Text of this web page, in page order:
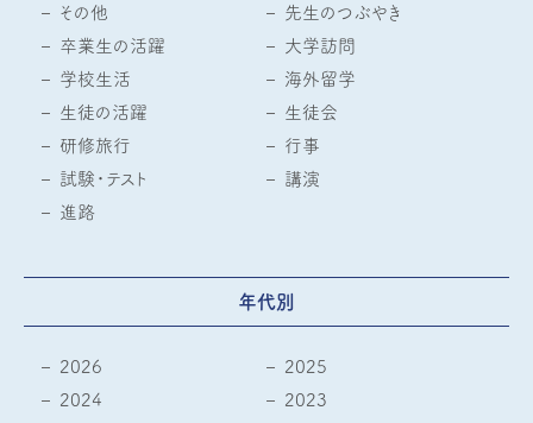
その他
先生のつぶやき
卒業生の活躍
大学訪問
学校生活
海外留学
生徒の活躍
生徒会
研修旅行
行事
試験・テスト
講演
進路
年代別
2026
2025
2024
2023